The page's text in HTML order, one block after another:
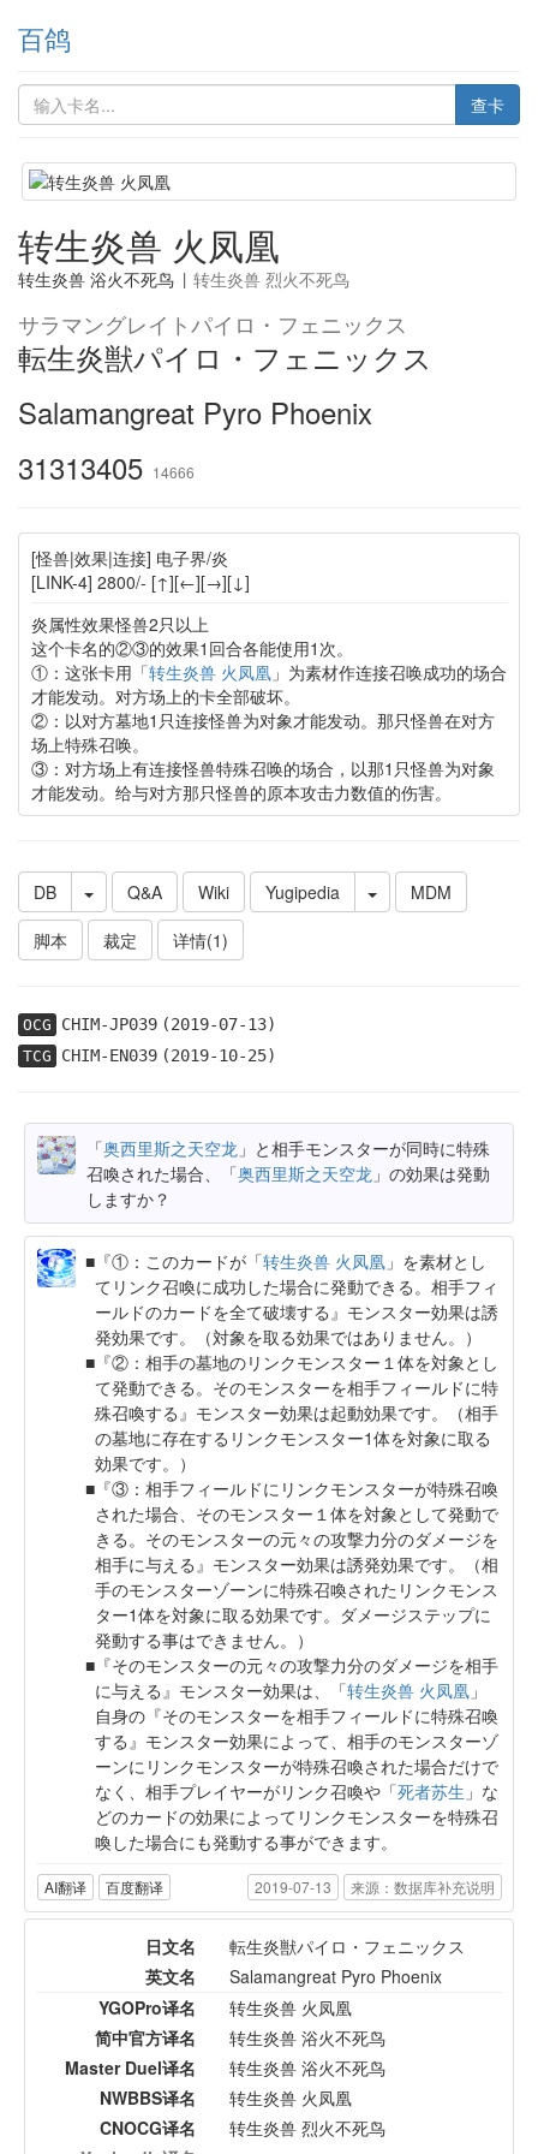
百鸽
查卡
转生炎兽 火凤凰
转生炎兽 浴火不死鸟 | 转生炎兽 烈火不死鸟
サラマングレイトパイロ・フェニックス
転生炎獣パイロ・フェニックス
Salamangreat Pyro Phoenix
31313405 14666
[怪兽|效果|连接] 电子界/炎
[LINK-4] 2800/- [↑][←][→][↓]
炎属性效果怪兽2只以上
这个卡名的②③的效果1回合各能使用1次。
①：这张卡用「转生炎兽 火凤凰」为素材作连接召唤成功的场合
才能发动。对方场上的卡全部破坏。
②：以对方墓地1只连接怪兽为对象才能发动。那只怪兽在对方
场上特殊召唤。
③：对方场上有连接怪兽特殊召唤的场合，以那1只怪兽为对象
才能发动。给与对方那只怪兽的原本攻击力数值的伤害。
DB Q&A Wiki Yugipedia
MDM
脚本
裁定 详情(1)
OCG CHIM-JP039(2019-07-13)
TCG CHIM-EN039(2019-10-25)
「奥西里斯之天空龙 」と相手モンスターが同時に特殊
召喚された場合、「奥西里斯之天空龙 」の効果は発動
しますか？
『①：このカードが「转生炎兽 火凤凰 」を素材とし
てリンク召喚に成功した場合に発動できる。相手フィ
ールドのカードを全て破壊する』モンスター効果は誘
発効果です。（対象を取る効果ではありません。）
『②：相手の墓地のリンクモンスター１体を対象とし
て発動できる。そのモンスターを相手フィールドに特
殊召喚する』モンスター効果は起動効果です。（相手
の墓地に存在するリンクモンスター1体を対象に取る
効果です。）
『③：相手フィールドにリンクモンスターが特殊召喚
された場合、そのモンスター１体を対象として発動で
きる。そのモンスターの元々の攻撃力分のダメージを
相手に与える』モンスター効果は誘発効果です。（相
手のモンスターゾーンに特殊召喚されたリンクモンス
ター1体を対象に取る効果です。ダメージステップに
発動する事はできません。）
『そのモンスターの元々の攻撃力分のダメージを相手
に与える』モンスター効果は、「转生炎兽 火凤凰 」
自身の『そのモンスターを相手フィールドに特殊召喚
する』モンスター効果によって、相手のモンスターゾ
ーンにリンクモンスターが特殊召喚された場合だけで
なく、相手プレイヤーがリンク召喚や「死者苏生 」な
どのカードの効果によってリンクモンスターを特殊召
喚した場合にも発動する事ができます。
AI翻译 百度翻译 2019-07-13 来源：数据库补充说明
日文名
転生炎獣パイロ・フェニックス
英文名
Salamangreat Pyro Phoenix
YGOPro译名
转生炎兽 火凤凰
简中官方译名
转生炎兽 浴火不死鸟
Master Duel译名
转生炎兽 浴火不死鸟
NWBBS译名
转生炎兽 火凤凰
CNOCG译名
转生炎兽 烈火不死鸟